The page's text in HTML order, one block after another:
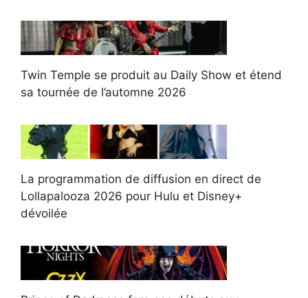
Twin Temple se produit au Daily Show et étend
sa tournée de l’automne 2026
La programmation de diffusion en direct de
Lollapalooza 2026 pour Hulu et Disney+
dévoilée